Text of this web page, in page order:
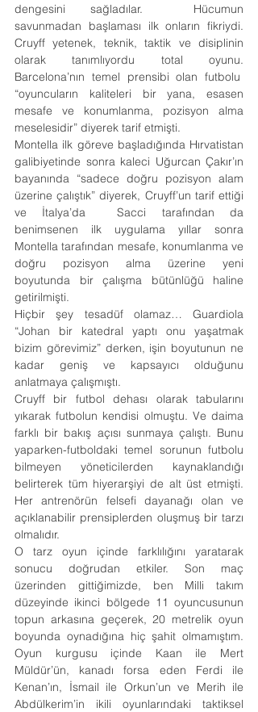
dengesini sağladılar.  Hücumun
savunmadan başlaması ilk onların fikriydi.
Cruyff yetenek, teknik, taktik ve disiplinin
olarak tanımlıyordu total oyunu.
Barcelona’nın temel prensibi olan futbolu
“oyuncuların kaliteleri bir yana, esasen
mesafe ve konumlanma, pozisyon alma
meselesidir” diyerek tarif etmişti.
Montella ilk göreve başladığında Hırvatistan
galibiyetinde sonra kaleci Uğurcan Çakır’ın
bayanında “sadece doğru pozisyon alam
üzerine çalıştık” diyerek, Cruyff’un tarif ettiği
ve İtalya’da  Sacci tarafından da
benimsenen ilk uygulama yıllar sonra
Montella tarafından mesafe, konumlanma ve
doğru pozisyon alma üzerine yeni
boyutunda bir çalışma bütünlüğü haline
getirilmişti.
Hiçbir şey tesadüf olamaz… Guardiola
“Johan bir katedral yaptı onu yaşatmak
bizim görevimiz” derken, işin boyutunun ne
kadar geniş ve kapsayıcı olduğunu
anlatmaya çalışmıştı.
Cruyff bir futbol dehası olarak tabularını
yıkarak futbolun kendisi olmuştu. Ve daima
farklı bir bakış açısı sunmaya çalıştı. Bunu
yaparken-futboldaki temel sorunun futbolu
bilmeyen yöneticilerden kaynaklandığı
belirterek tüm hiyerarşiyi de alt üst etmişti.
Her antrenörün felsefi dayanağı olan ve
açıklanabilir prensiplerden oluşmuş bir tarzı
olmalıdır.
O tarz oyun içinde farklılığını yaratarak
sonucu doğrudan etkiler. Son maç
üzerinden gittiğimizde, ben Milli takım
düzeyinde ikinci bölgede 11 oyuncusunun
topun arkasına geçerek, 20 metrelik oyun
boyunda oynadığına hiç şahit olmamıştım.
Oyun kurgusu içinde Kaan ile Mert
Müldür’ün, kanadı forsa eden Ferdi ile
Kenan’ın, İsmail ile Orkun’un ve Merih ile
Abdülkerim’in ikili oyunlarındaki taktiksel